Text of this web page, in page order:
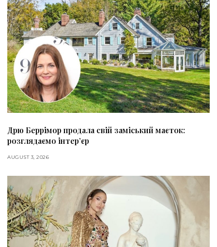
Дрю Беррімор продала свій заміський маєток:
розглядаємо інтер’єр
AUGUST 3, 2026